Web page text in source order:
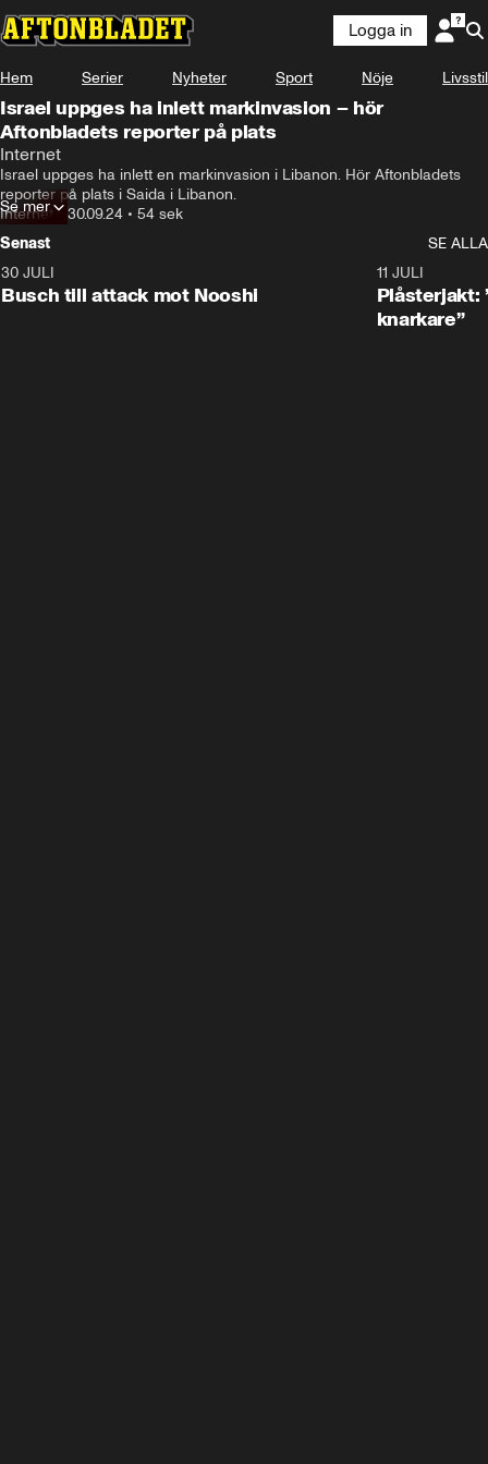
Logga in
Hem Serier Nyheter Sport Nöje Livsstil
Israel uppges ha inlett markinvasion – hör
Aftonbladets reporter på plats
Internet
Israel uppges ha inlett en markinvasion i Libanon. Hör Aftonbladets
reporter på plats i Saida i Libanon.
Internet• 30.09.24 • 54 sek
Se mer
Senast
SE ALLA
30 JULI
Busch till attack mot Nooshi
11 JULI
Plåsterjakt:
knarkare”